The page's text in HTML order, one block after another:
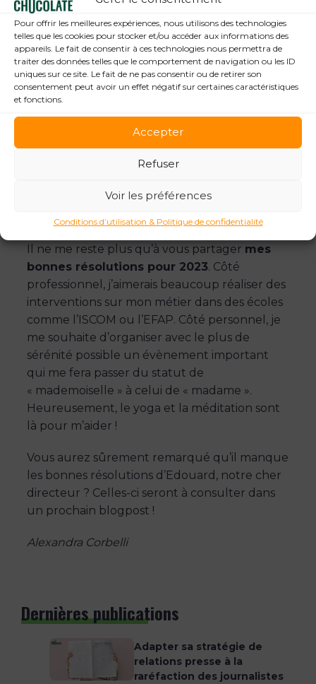
Pour offrir les meilleures expériences, nous utilisons des technologies
telles que les cookies pour stocker et/ou accéder aux informations des
appareils. Le fait de consentir à ces technologies nous permettra de
traiter des données telles que le comportement de navigation ou les ID
uniques sur ce site. Le fait de ne pas consentir ou de retirer son
consentement peut avoir un effet négatif sur certaines caractéristiques
et fonctions.
Accepter
Refuser
Voir les préférences
Conditions d’utilisation & Politique de confidentialité
deux attaché.es de presse junior. Si leur
principale résolution professionnelle est, bien
entendu, de poursuivre l’aventure chez
OneChocolate (
), ils m’ont confié diverses
intentions personnelles :
PourGuillaume, il s’agit de gagner au loto
et/ou le prix Nobel de Littérature et d’enfin
apprendre le néerlandais.
focaliser davantage sur le moment présent et
profiter de l’instant T.
Il ne me reste plus qu’à vous partager mes
bonnes résolutions pour 2023. Côté
professionnel, j’aimerais beaucoup réaliser des
interventions sur mon métier dans des écoles
comme l’ISCOM ou l’EFAP. Côté personnel, je
me souhaite d’organiser avec le plus de
sérénité possible un évènement important
qui me fera passer du statut de
« mademoiselle » à celui de « madame ».
Heureusement, le yoga et la méditation sont
là pour m’aider !
Vous aurez sûrement remarqué qu’il manque
les bonnes résolutions d’Edouard, notre cher
directeur ? Celles-ci seront à consulter dans
un prochain blogpost !
Alexandra Corbelli
Dernières publications
Adapter sa stratégie de
relations presse à la
raréfaction des journalistes